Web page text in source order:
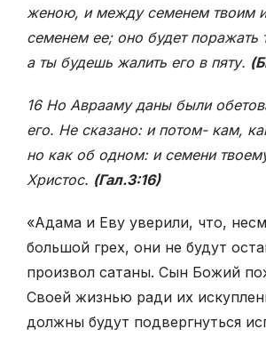
женою, и между семенем твоим
семенем ее; оно будет поражать
а ты будешь жалить его в пяту.
16 Но Аврааму даны были
его. Не сказано: и потом- кам,
но как об одном: и семени
Христос. (Гал.3:16)
«Адама и Еву уверили, что,
большой грех, они не будут
произвол сатаны. Сын Божий
Своей жизнью ради их
должны будут подвергнуться